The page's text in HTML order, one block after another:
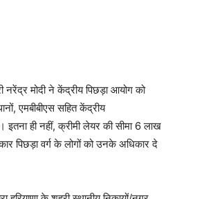
नरेंद्र मोदी ने केंद्रीय पिछड़ा आयोग को
एमबीबीएस सहित केंद्रीय
इतना ही नहीं, क्रीमी लेयर की सीमा 6 लाख
पिछड़ा वर्ग के लोगों को उनके अधिकार दे